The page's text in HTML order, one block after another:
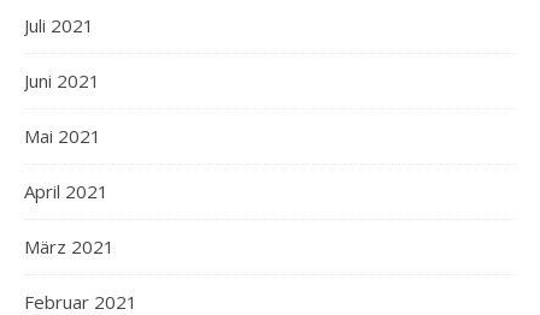
Juli 2021
Juni 2021
Mai 2021
April 2021
März 2021
Februar 2021